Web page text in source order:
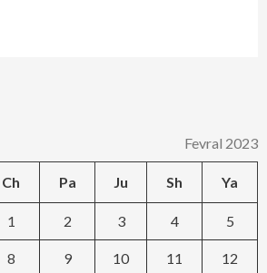
Fevral 2023
Ch Pa Ju Sh Ya
1 2 3 4 5
8 9 10 11 12